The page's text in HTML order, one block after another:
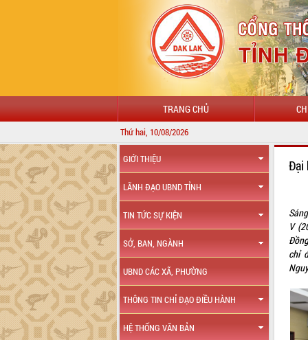
TRANG CHỦ
Thứ hai, 10/08/2026
GIỚI THIỆU
LÃNH ĐẠO UBND TỈNH
TIN TỨC SỰ KIỆN
SỞ, BAN, NGÀNH
UBND CÁC XÃ, PHƯỜNG
THÔNG TIN CHỈ ĐẠO ĐIỀU HÀNH
HỆ THỐNG VĂN BẢN
Đại
V
chỉ